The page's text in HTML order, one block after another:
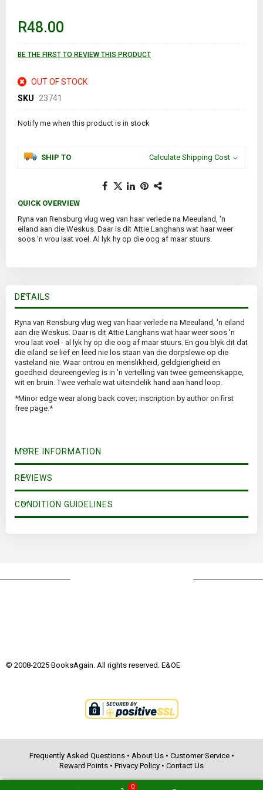
R48.00
BE THE FIRST TO REVIEW THIS PRODUCT
OUT OF STOCK
SKU 23741
Notify me when this product is in stock
SHIP TO Calculate Shipping Cost
QUICK OVERVIEW
Ryna van Rensburg vlug weg van haar verlede na Meeuland, 'n
eiland aan die Weskus. Daar is dit Attie Langhans wat haar weer
soos 'n vrou laat voel. Al lyk hy op die oog af maar stuurs.
DETAILS
Ryna van Rensburg vlug weg van haar verlede na Meeuland, 'n eiland
aan die Weskus. Daar is dit Attie Langhans wat haar weer soos 'n
vrou laat voel - al lyk hy op die oog af maar stuurs. En gou blyk dit dat
die eiland se lief en leed nie los staan van die dorpslewe op die
vasteland nie. Waar ontrou en menslikheid, geldgierigheid en
goedheid deureengevleg is in 'n vertelling van twee gemeenskappe,
wit en bruin. Twee verhale wat uiteindelik hand aan hand loop.
*Minor edge wear along back cover; inscription by author on first
free page.*
MORE INFORMATION
REVIEWS
CONDITION GUIDELINES
© 2008-2025 BooksAgain. All rights reserved. E&OE
Frequently Asked Questions• About Us• Customer Service•
Reward Points • Privacy Policy • Contact Us
0